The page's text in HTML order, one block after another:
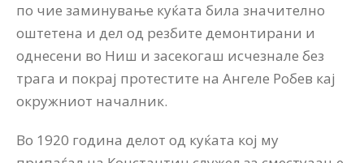
по чие заминување куќата била значително
оштетена и дел од резбите демонтирани и
однесени во Ниш и засекогаш исчезнале без
трага и покрај протестите на Ангеле Робев кај
окружниот началник.
Во 1920 година делот од куќата кој му